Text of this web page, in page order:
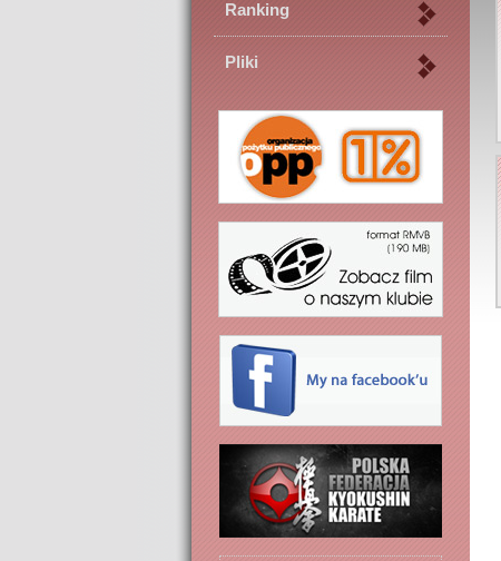
Ranking
Pliki